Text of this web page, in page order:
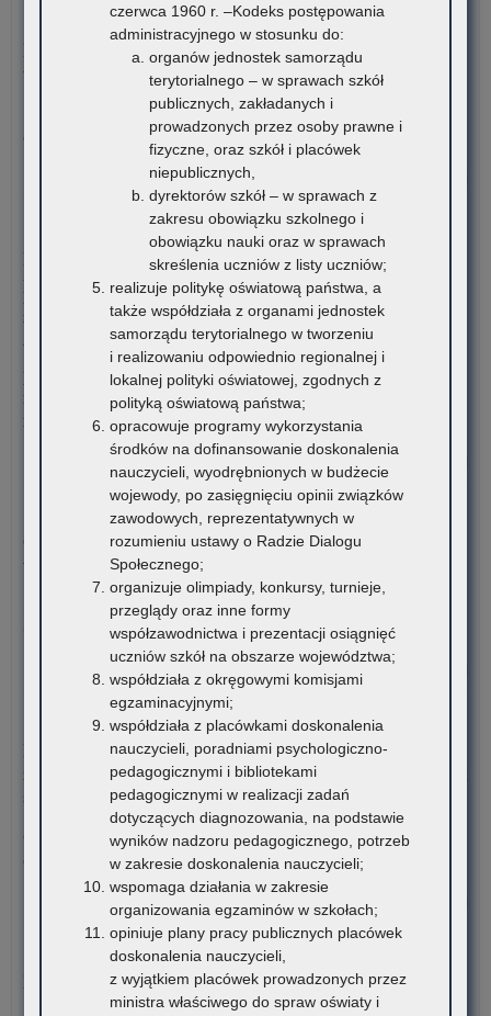
5 sierpnia 2026
Materiały dotyczące nowych podstaw programowych
wprowadzanych w związku z Reformą Kompas Jutra
Instytut Badań Edukacyjnych-Państwowy Instytut Badawczy
oraz Ośrodek Rozwoju Edukacji zapraszają…
4 sierpnia 2026
Komunikat Małopolskiego Kuratora Oświaty w sprawie
przekazywania informacji o liczbie wolnych miejsc w
publicznych liceach ogólnokształcących, technikach,
branżowych szkołach I stopnia, szkołach policealnych,
branżowych szkołach II stopnia, publicznych szkołach
podstawowych dla dorosłych – postępowanie rekrutacyjne na
rok szkolny 2026/2027 oraz po przeprowadzeniu postępowania
rekrutacyjnego uzupełniającego na rok szkolny 2026/2027
3 sierpnia 2026
Ogólnopolski Konkurs Filmowy „Wieś mnie kręci, ja kręcę
wieś”
Stowarzyszenie „Kulturalne Ponidzie” w Chrobrzu zaprasza do
udziału w Ogólnopolskim…
Czytaj więcej
3 sierpnia 2026
Komunikat Małopolskiego Kuratora Oświaty w sprawie
zgłaszania zawodów wiedzy, artystycznych i sportowych na rok
szkolny 2027/2028
Organizatorzy zawodów wiedzy, artystycznych i sportowych
działający na terenie szkół…
30 lipca 2026
Komunikat – Urząd nieczynny z powodu dni wolnych
czerwca 1960 r. –Kodeks postępowania
administracyjnego w stosunku do:
organów jednostek samorządu
terytorialnego – w sprawach szkół
publicznych, zakładanych i
prowadzonych przez osoby prawne i
fizyczne, oraz szkół i placówek
niepublicznych,
dyrektorów szkół – w sprawach z
zakresu obowiązku szkolnego i
obowiązku nauki oraz w sprawach
skreślenia uczniów z listy uczniów;
realizuje politykę oświatową państwa, a
także współdziała z organami jednostek
samorządu terytorialnego w tworzeniu
i realizowaniu odpowiednio regionalnej i
lokalnej polityki oświatowej, zgodnych z
polityką oświatową państwa;
opracowuje programy wykorzystania
środków na dofinansowanie doskonalenia
nauczycieli, wyodrębnionych w budżecie
wojewody, po zasięgnięciu opinii związków
zawodowych, reprezentatywnych w
rozumieniu ustawy o Radzie Dialogu
Społecznego;
organizuje olimpiady, konkursy, turnieje,
przeglądy oraz inne formy
współzawodnictwa i prezentacji osiągnięć
uczniów szkół na obszarze województwa;
współdziała z okręgowymi komisjami
egzaminacyjnymi;
współdziała z placówkami doskonalenia
nauczycieli, poradniami psychologiczno-
pedagogicznymi i bibliotekami
pedagogicznymi w realizacji zadań
dotyczących diagnozowania, na podstawie
wyników nadzoru pedagogicznego, potrzeb
w zakresie doskonalenia nauczycieli;
wspomaga działania w zakresie
organizowania egzaminów w szkołach;
opiniuje plany pracy publicznych placówek
doskonalenia nauczycieli,
z wyjątkiem placówek prowadzonych przez
ministra właściwego do spraw oświaty i